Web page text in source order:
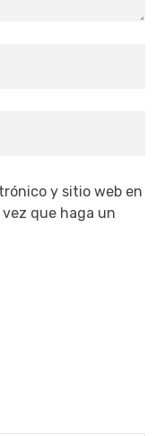
y sitio web en
que haga un